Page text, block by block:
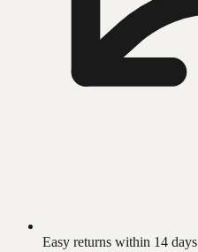
Easy returns within 14 days